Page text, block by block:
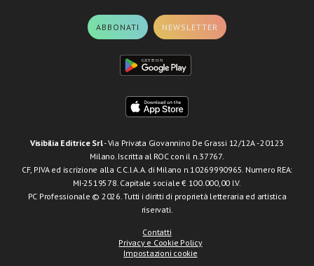
ABBONATI NEWSLETTER
Visibilia Editrice Srl- Via Privata Giovannino De Grassi 12/12A - 20123
Milano. Iscritta al ROC con il n.37767.
CF, P.IVA ed iscrizione alla C.C.I.A.A. di Milano n.10269990965. Numero REA:
MI-2519578. Capitale sociale € 100.000,00 I.V.
PC Professionale © 2026. Tutti i diritti di proprietà letteraria ed artistica
riservati.
Contatti
Privacy e Cookie Policy
Impostazioni cookie